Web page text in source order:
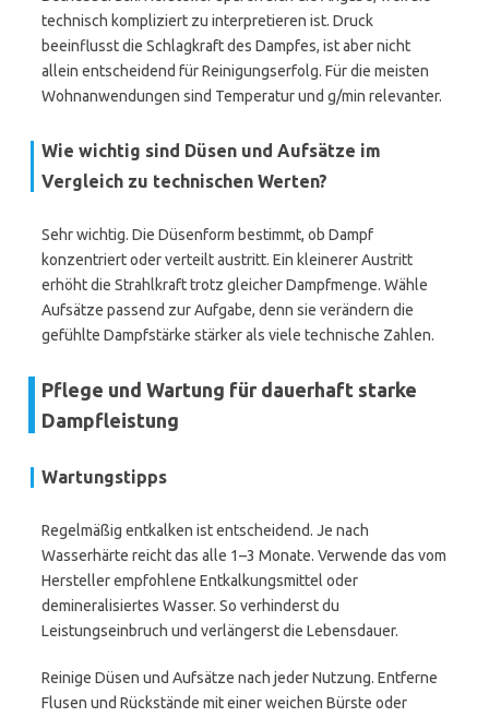
technisch kompliziert zu interpretieren ist. Druck
beeinflusst die Schlagkraft des Dampfes, ist aber nicht
allein entscheidend für Reinigungserfolg. Für die meisten
Wohnanwendungen sind Temperatur und g/min relevanter.
Wie wichtig sind Düsen und Aufsätze im
Vergleich zu technischen Werten?
Sehr wichtig. Die Düsenform bestimmt, ob Dampf
konzentriert oder verteilt austritt. Ein kleinerer Austritt
erhöht die Strahlkraft trotz gleicher Dampfmenge. Wähle
Aufsätze passend zur Aufgabe, denn sie verändern die
gefühlte Dampfstärke stärker als viele technische Zahlen.
Pflege und Wartung für dauerhaft starke
Dampfleistung
Wartungstipps
Regelmäßig entkalken ist entscheidend. Je nach
Wasserhärte reicht das alle 1–3 Monate. Verwende das vom
Hersteller empfohlene Entkalkungsmittel oder
demineralisiertes Wasser. So verhinderst du
Leistungseinbruch und verlängerst die Lebensdauer.
Reinige Düsen und Aufsätze nach jeder Nutzung. Entferne
Flusen und Rückstände mit einer weichen Bürste oder